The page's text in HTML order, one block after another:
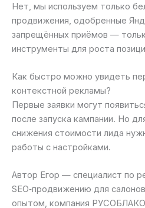
Нет, мы используем только
продвижения, одобренные
запрещённых приёмов —
инструменты для роста
Как быстро можно увидеть
контекстной рекламы?
Первые заявки могут
после запуска кампании. Но
снижения стоимости лида
работы с настройками.
Автор Егор — специалист по
SEO‑продвижению для
опытом, компания